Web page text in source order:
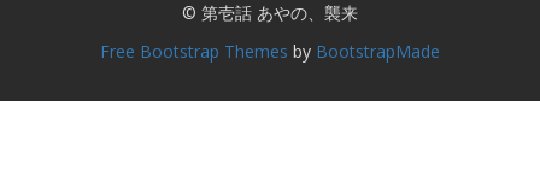
© 第壱話 あやの、襲来
Free Bootstrap Themes by BootstrapMade